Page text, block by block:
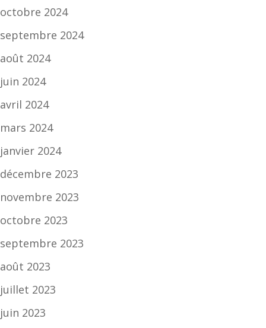
octobre 2024
septembre 2024
août 2024
juin 2024
avril 2024
mars 2024
janvier 2024
décembre 2023
novembre 2023
octobre 2023
septembre 2023
août 2023
juillet 2023
juin 2023